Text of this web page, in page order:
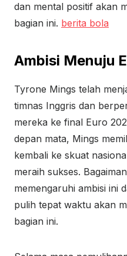
dan mental positif akan
bagian ini. berita bola
Ambisi Menuju
Tyrone Mings telah
timnas Inggris dan
mereka ke final Euro
depan mata, Mings
kembali ke skuat
meraih sukses.
memengaruhi ambisi ini
pulih tepat waktu akan
bagian ini.